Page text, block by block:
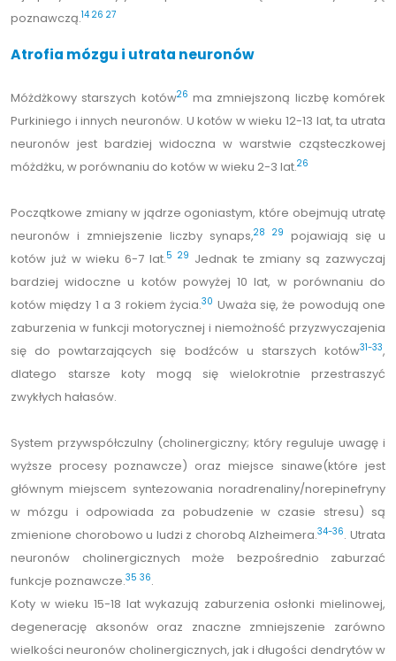
poznawczą.14 26 27
Atrofia mózgu i utrata neuronów
Móżdżkowy starszych kotów26 ma zmniejszoną liczbę komórek
Purkiniego i innych neuronów. U kotów w wieku 12-13 lat, ta utrata
neuronów jest bardziej widoczna w warstwie cząsteczkowej
móżdżku, w porównaniu do kotów w wieku 2-3 lat.26
Początkowe zmiany w jądrze ogoniastym, które obejmują utratę
neuronów i zmniejszenie liczby synaps,28 29
pojawiają się u
kotów już w wieku 6-7 lat.5 29
Jednak te zmiany są zazwyczaj
bardziej widoczne u kotów powyżej 10 lat, w porównaniu do
kotów między 1 a 3 rokiem życia.30 Uważa się, że powodują one
zaburzenia w funkcji motorycznej i niemożność przyzwyczajenia
się do powtarzających się bodźców u starszych kotów31-33,
dlatego starsze koty mogą się wielokrotnie przestraszyć
zwykłych hałasów.
System przywspółczulny (cholinergiczny; który reguluje uwagę i
wyższe procesy poznawcze) oraz miejsce sinawe(które jest
głównym miejscem syntezowania noradrenaliny/norepinefryny
w mózgu i odpowiada za pobudzenie w czasie stresu) są
zmienione chorobowo u ludzi z chorobą Alzheimera.34-36. Utrata
neuronów cholinergicznych może bezpośrednio zaburzać
funkcje poznawcze.35 36.
Koty w wieku 15-18 lat wykazują zaburzenia osłonki mielinowej,
degenerację aksonów oraz znaczne zmniejszenie zarówno
wielkości neuronów cholinergicznych, jak i długości dendrytów w